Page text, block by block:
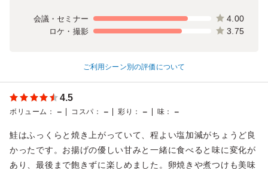
会議・セミナー 4.00
ロケ・撮影 3.75
ご利用シーン別の評価について
4.5
ボリューム ： － コスパ ： － 彩り ： － 味 ： －
鮭はふっくらと焼き上がっていて、程よい塩加減がちょうど良
かったです。お揚げの優しい甘みと一緒に食べると味に変化が
あり、最後まで飽きずに楽しめました。卵焼きや煮つけも美味